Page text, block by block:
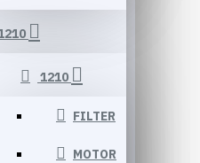
1210
FILTER
MOTOR